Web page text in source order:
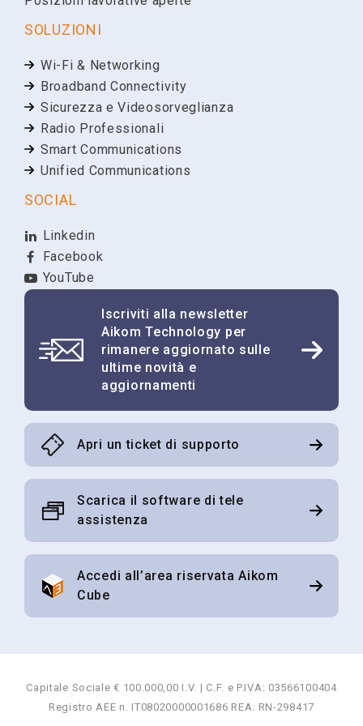
contatti telefonici di newsletter, materiale
informativo, comunicazioni commerciali su servizi
soddisfazione sulla qualità dei servizi.
Ho preso visione dell'informativa sul trattamento dei
In qualsiasi momento è possibile revocare tale consenso
disiscrivendosi con le funzionalità indicate in tutte le
email o inviando un email a:info@aikomtech.com
Invia
SOLUZIONI
Wi-Fi & Networking
Broadband Connectivity
Sicurezza e Videosorveglianza
Radio Professionali
Smart Communications
Unified Communications
SOCIAL
Linkedin
Facebook
YouTube
Iscriviti alla newsletter
Aikom Technology per
rimanere aggiornato sulle
ultime novità e
aggiornamenti
Apri un ticket di supporto
Scarica il software di tele
assistenza
Accedi all’area riservata Aikom
Cube
Capitale Sociale € 100.000,00 I.V. | C.F. e P.IVA: 03566100404
Registro AEE n. IT08020000001686 REA: RN-298417